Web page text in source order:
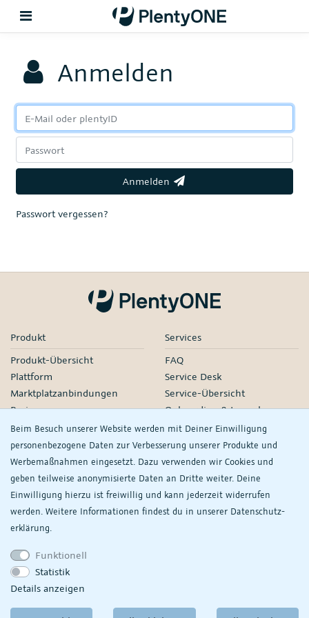
Zurück
Support
Einrichtung
Beim Besuch unserer Website werden mit Deiner Einwilligung
personenbezogene Daten zur Verbesserung unserer Produkte und
Werbemaßnahmen eingesetzt. Dazu verwenden wir Cookies und
geben teilweise anonymisierte Daten an Dritte weiter. Deine
Einwilligung hierzu ist freiwillig und kann jederzeit widerrufen
werden. Weitere Informationen findest du in unserer Daten­schutz­
erklärung.
Funktionell
Statistik
Details anzeigen
Anmelden
Anmelden
Passwort vergessen?
Produkt
Produkt-Übersicht
Plattform
Marktplatzanbindungen
Preise
Services
FAQ
Service Desk
Service-Übersicht
Onboarding & Launch
Services
Managed Services
Partner-Netzwerk
Webinare
Knowledge
plentyDevelopers
Product Information Hub
Unternehmen